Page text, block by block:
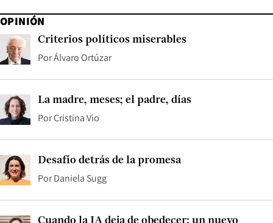
OPINIÓN
Criterios políticos miserables
PorÁlvaro Ortúzar
La madre, meses; el padre, días
PorCristina Vio
Desafío detrás de la promesa
PorDaniela Sugg